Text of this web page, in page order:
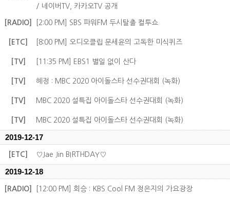
/ 네이버TV, 카카오TV 공개
[RADIO] [2:00 PM] SBS 파워FM 두시탈출 컬투쇼
[ETC] [8:00 PM] 오디오클립 문세윤의 고독한 미식퀴즈
[TV] [11:35 PM] EBS1 별일 없이 산다
[TV] 혜정 : MBC 2020 아이돌스타 선수권대회 (녹화)
[TV] MBC 2020 설특집 아이돌스타 선수권대회 (녹화)
[TV] MBC 2020 설특집 아이돌스타 선수권대회 (녹화)
2019-12-17
[ETC] ♡Jae Jin BIRTHDAY♡
2019-12-18
[RADIO] [12:00 PM] 회승 : KBS Cool FM 정은지의 가요광장